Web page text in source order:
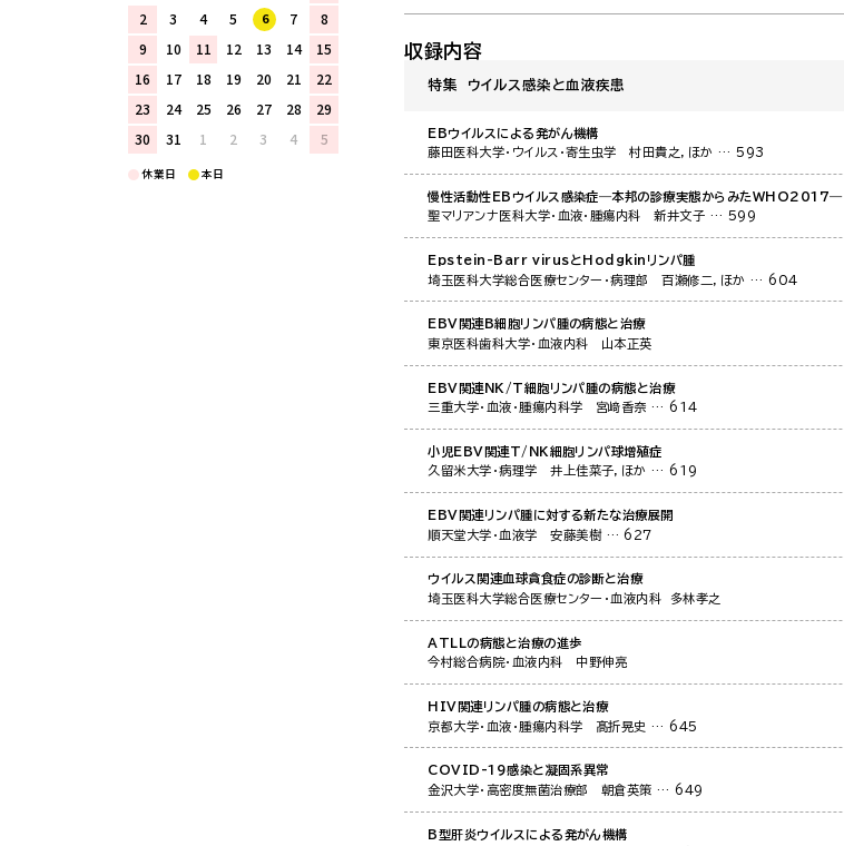
2
3 4 5 6 7
8
9
10 11 12 13 14
15
16
17 18 19 20 21
22
23
24 25 26 27 28
29
30
31 1 2 3 4 5
休業日 本日
収録内容
特集 ウイルス感染と血液疾患
EBウイルスによる発がん機構
藤田医科大学・ウイルス・寄生虫学
村田貴之，ほか … 593
慢性活動性EBウイルス感染症―本邦の診療実態からみたWHO2017―
聖マリアンナ医科大学・血液・腫瘍内科
新井文子 … 599
Epstein-Barr virusとHodgkinリンパ腫
埼玉医科大学総合医療センター・病理部
百瀬修二，ほか … 604
EBV関連B細胞リンパ腫の病態と治療
東京医科歯科大学・血液内科
山本正英
EBV関連NK/T細胞リンパ腫の病態と治療
三重大学・血液・腫瘍内科学
宮﨑香奈 … 614
小児EBV関連T/NK細胞リンパ球増殖症
久留米大学・病理学
井上佳菜子，ほか … 619
EBV関連リンパ腫に対する新たな治療展開
順天堂大学・血液学
安藤美樹… 627
ウイルス関連血球貪食症の診断と治療
埼玉医科大学総合医療センター・血液内科
多林孝之
ATLLの病態と治療の進歩
今村総合病院・血液内科
中野伸亮
HIV関連リンパ腫の病態と治療
京都大学・血液・腫瘍内科学
髙折晃史 … 645
COVID-19感染と凝固系異常
金沢大学・高密度無菌治療部
朝倉英策 … 649
B型肝炎ウイルスによる発がん機構